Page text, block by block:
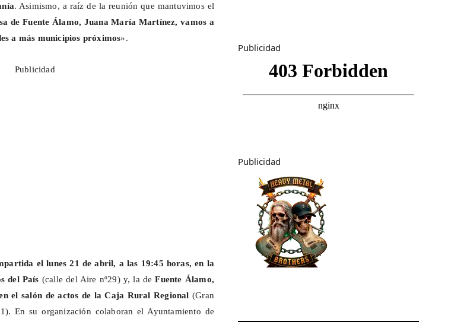
. Asimismo, a raíz de la reunión que mantuvimos el
de Fuente Álamo, Juana María Martínez, vamos a
a más municipios próximos».
Publicidad
el lunes 21 de abril, a las 19:45 horas, en la
del País (calle del Aire nº29) y, la deFuente Álamo,
el salón de actos de la Caja Rural Regional(Gran
En su organización colaboran el Ayuntamiento de
Publicidad
Publicidad